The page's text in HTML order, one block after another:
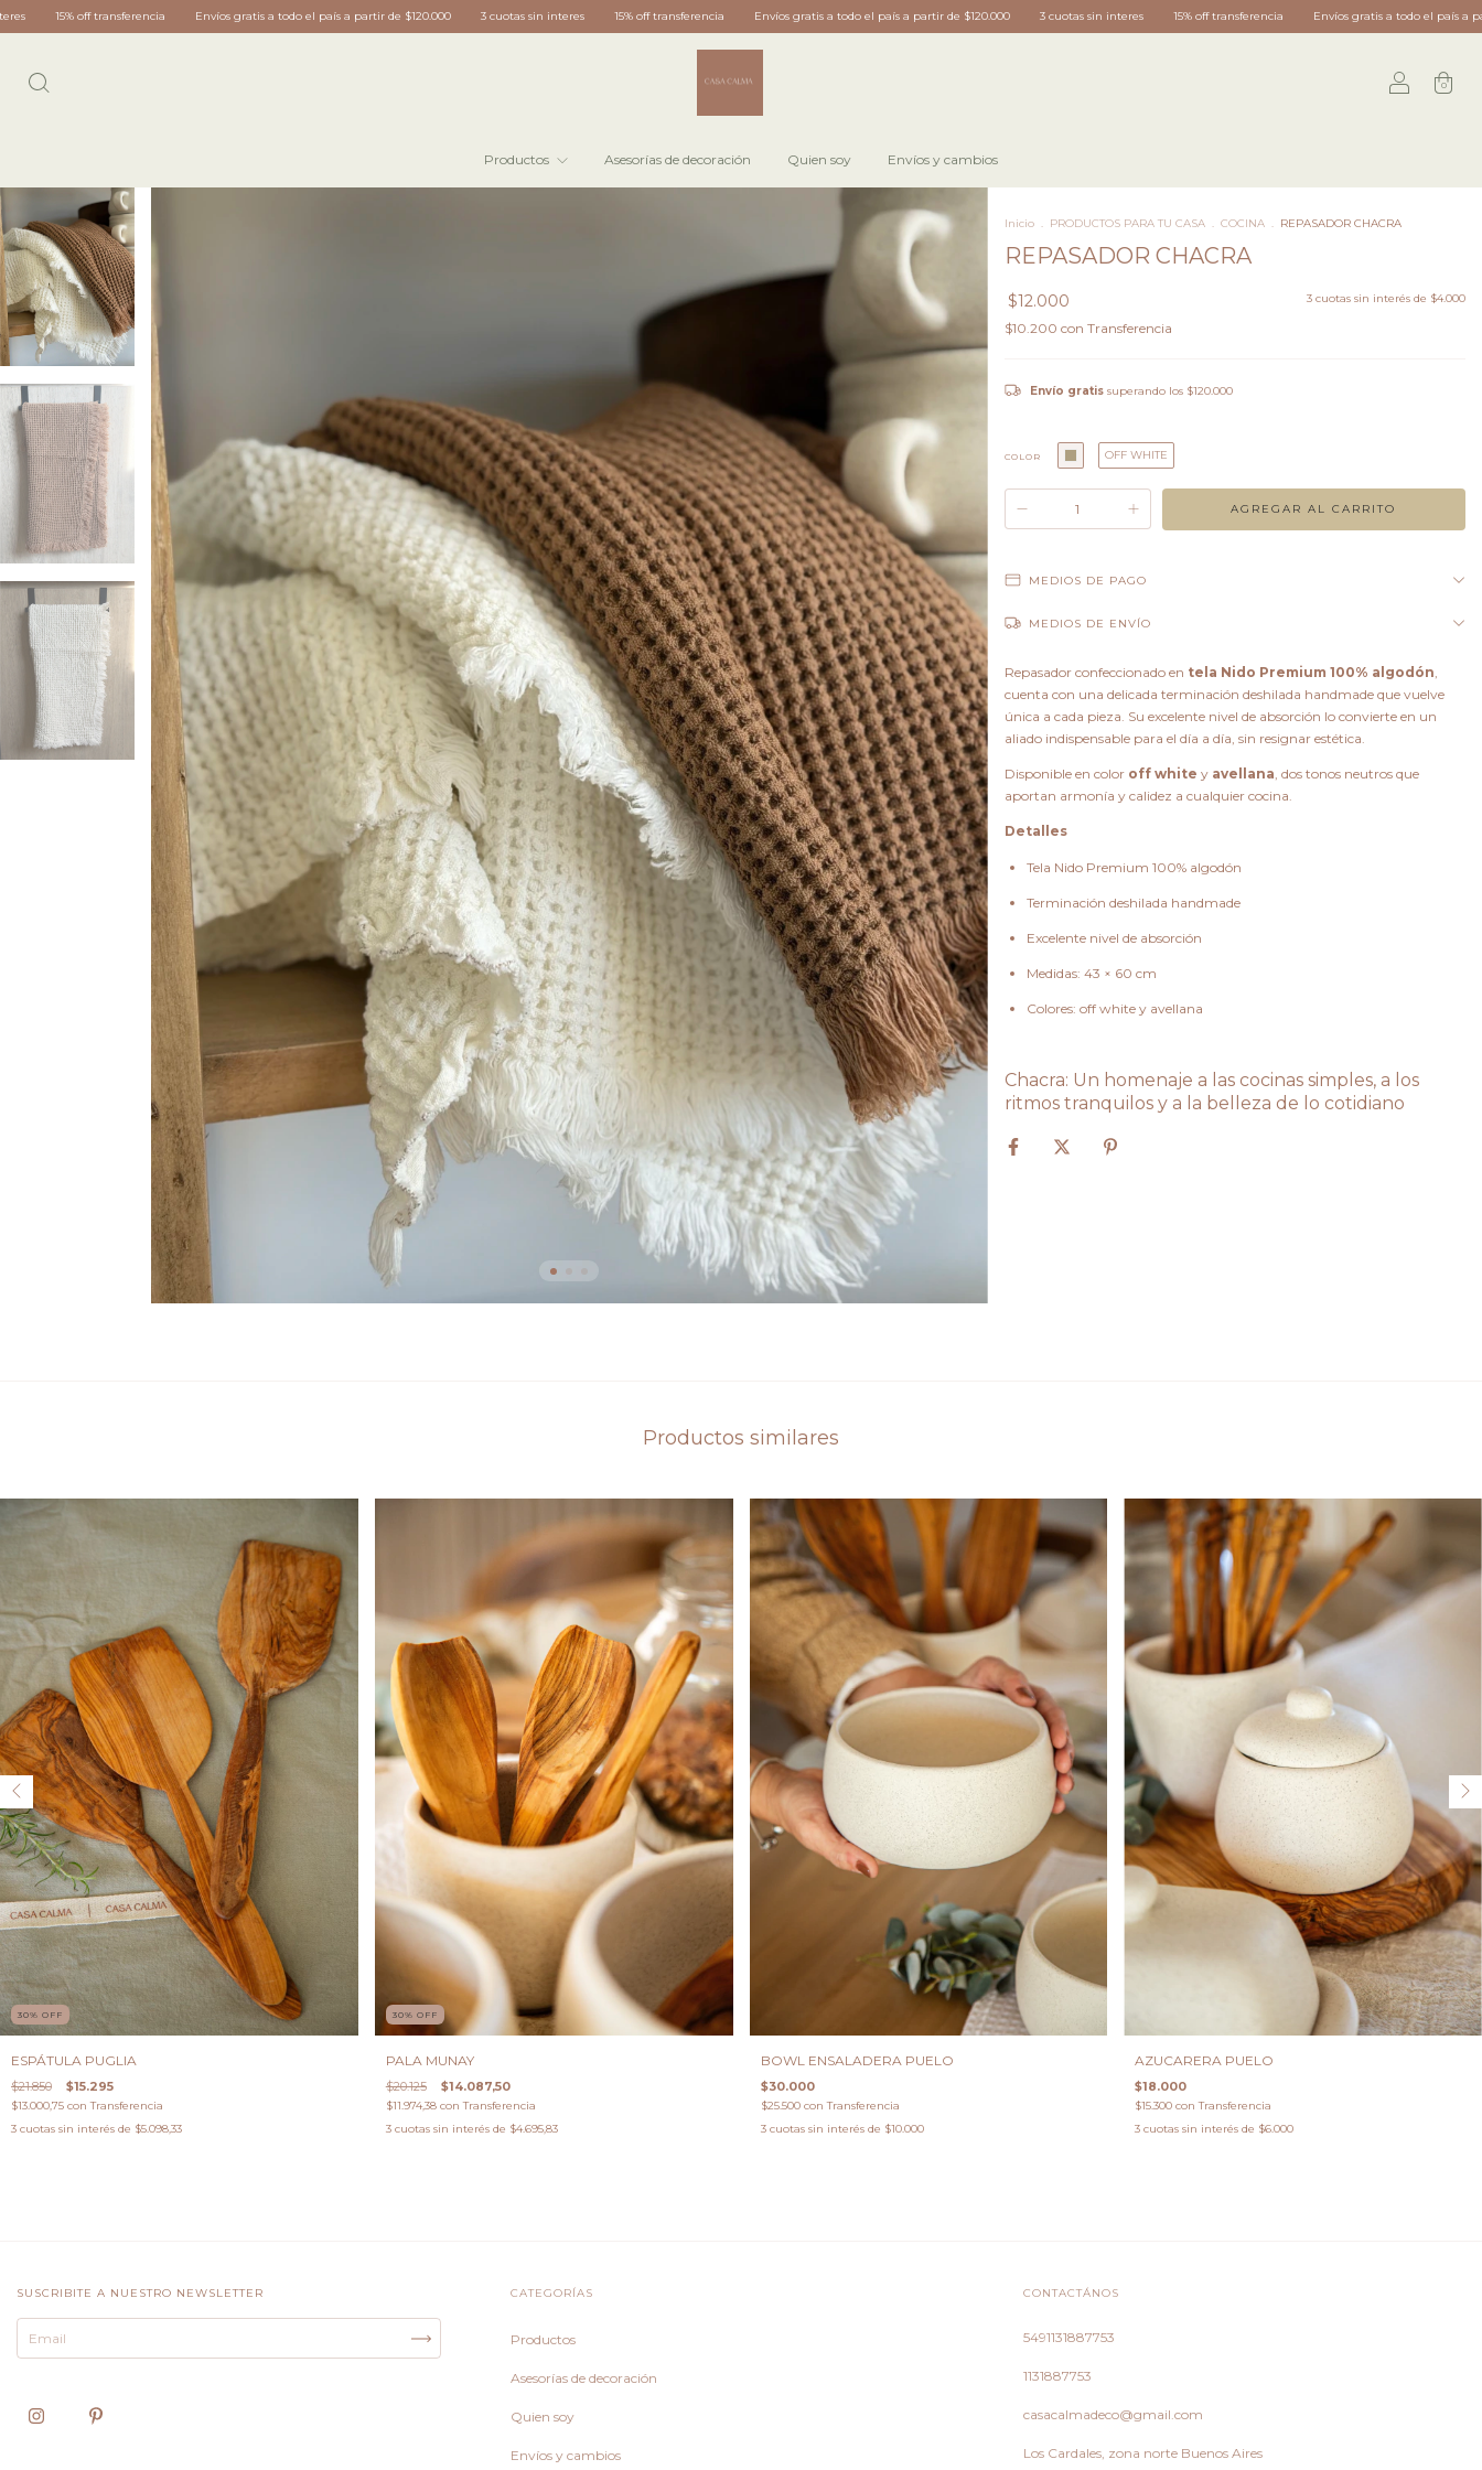
Envíos gratis a todo el país a partir de $120.000 3 cuotas sin interes 15% off transferencia Envíos gratis a todo el país a partir de $120.000 3 cuotas sin interes 15% off transferencia Envíos gratis a todo el país a partir de $120.000 3 cuotas
0
Productos Asesorías de decoración Quien soy Envíos y cambios
Inicio . PRODUCTOS PARA TU CASA . COCINA . REPASADOR CHACRA
REPASADOR CHACRA
$12.000 3 cuotas sin interés de $4.000
$10.200 con Transferencia
Envío gratis superando los $120.000
COLOR OFF WHITE
MEDIOS DE PAGO
MEDIOS DE ENVÍO
Repasador confeccionado en tela Nido Premium 100% algodón,
cuenta con una delicada terminación deshilada handmade que vuelve
única a cada pieza. Su excelente nivel de absorción lo convierte en un
aliado indispensable para el día a día, sin resignar estética.
Disponible en color off white y avellana, dos tonos neutros que
aportan armonía y calidez a cualquier cocina.
Detalles
Tela Nido Premium 100% algodón
Terminación deshilada handmade
Excelente nivel de absorción
Medidas: 43 × 60 cm
Colores: off white y avellana
Chacra: Un homenaje a las cocinas simples, a los
ritmos tranquilos y a la belleza de lo cotidiano
Productos similares
30% OFF
ESPÁTULA PUGLIA
$21.850 $15.295
$13.000,75 con Transferencia
3 cuotas sin interés de $5.098,33
30% OFF
PALA MUNAY
$20.125 $14.087,50
$11.974,38 con Transferencia
3 cuotas sin interés de $4.695,83
BOWL ENSALADERA PUELO
$30.000
$25.500 con Transferencia
3 cuotas sin interés de $10.000
AZUCARERA PUELO
$18.000
$15.300con Transferencia
3 cuotas sin interés de $6.000
SUSCRIBITE A NUESTRO NEWSLETTER CATEGORÍAS
Productos
Asesorías de decoración
Quien soy
Envíos y cambios
CONTACTÁNOS
5491131887753
1131887753
casacalmadeco@gmail.com
Los Cardales, zona norte Buenos Aires